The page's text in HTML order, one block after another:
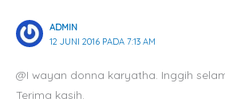
ADMIN
12 JUNI 2016 PADA 7:13 AM
@I wayan donna karyatha. Inggih
Terima kasih.